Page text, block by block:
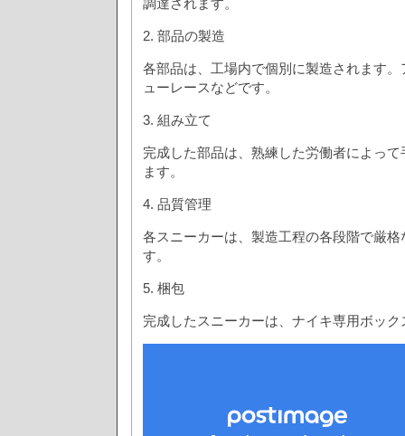
調達されます。
2. 部品の製造
各部品は、工場内で個別に製造されます
ューレースなどです。
3. 組み立て
完成した部品は、熟練した労働者によっ
ます。
4. 品質管理
各スニーカーは、製造工程の各段階で厳
す。
5. 梱包
完成したスニーカーは、ナイキ専用ボッ